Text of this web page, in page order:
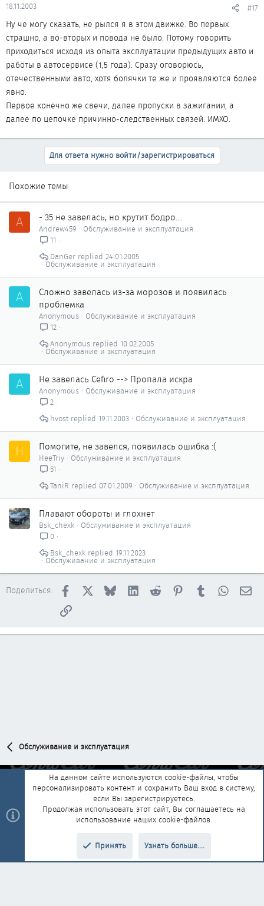
18.11.2003 #17
Ну че могу сказать, не рылся я в этом движке. Во первых
страшно, а во-вторых и повода не было. Потому говорить
приходиться исходя из опыта эксплуатации предыдущих авто и
работы в автосервисе (1,5 года). Сразу оговорюсь,
отечественными авто, хотя болячки те же и проявляются более
явно.
Первое конечно же свечи, далее пропуски в зажигании, а
далее по цепочке причинно-следственных связей. ИМХО.
Для ответа нужно войти/зарегистрироваться
Похожие темы
A - 35 не завелась, но крутит бодро....
Andrew459
Обслуживание и эксплуатация
11
Обслуживание и эксплуатация
24.01.2005
DanGer
A
Сложно завелась из-за морозов и появилась
проблемка
Anonymous
Обслуживание и эксплуатация
12
Обслуживание и эксплуатация
10.02.2005
Anonymous
A Не завелась Cefiro --> Пропала искра
Anonymous
Обслуживание и эксплуатация
2
Обслуживание и эксплуатация
19.11.2003
hvost
H Помогите, не завелся, появилась ошибка :(
HeeTriy
Обслуживание и эксплуатация
51
Обслуживание и эксплуатация
07.01.2009
TaniR
Плавают обороты и глохнет
Bsk_chexk
Обслуживание и эксплуатация
0
Обслуживание и эксплуатация
19.11.2023
Bsk_chexk
Поделиться: Facebook BlueskyLinkedInReddit PinterestTumblr
Ссылка
Обслуживание и эксплуатация
Обратная связь
Условия и правила
Политика конфиденциальности
Помощь Главная
R
add-ons by ThemeHouse Перевод от Jumuro®
На данном сайте используются cookie-файлы, чтобы
персонализировать контент и сохранить Ваш вход в систему,
если Вы зарегистрируетесь.
Продолжая использовать этот сайт, Вы соглашаетесь на
использование наших cookie-файлов.
Принять Узнать больше....